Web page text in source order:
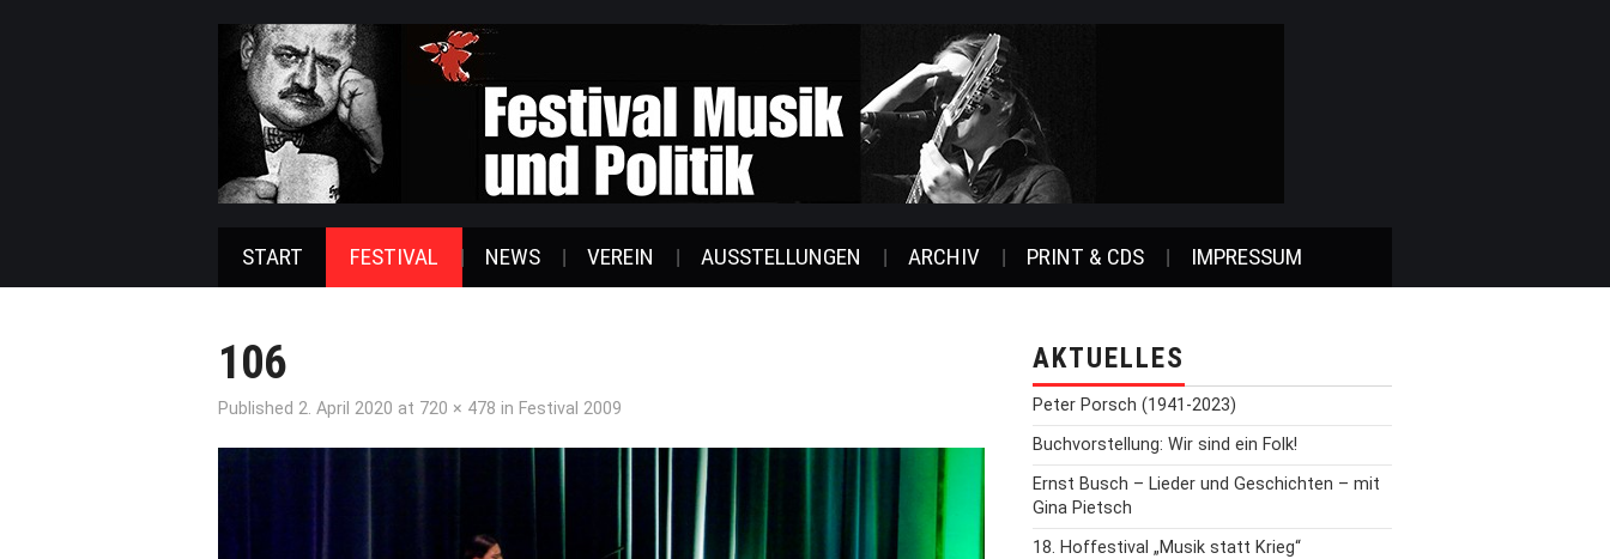
START FESTIVAL NEWS VEREIN AUSSTELLUNGEN ARCHIV PRINT & CDS IMPRESSUM
106
Published 2. April 2020 at 720 × 478 in Festival 2009
AKTUELLES
Peter Porsch (1941-2023)
Buchvorstellung: Wir sind ein Folk!
Ernst Busch – Lieder und Geschichten – mit
Gina Pietsch
18. Hoffestival „Musik statt Krieg“